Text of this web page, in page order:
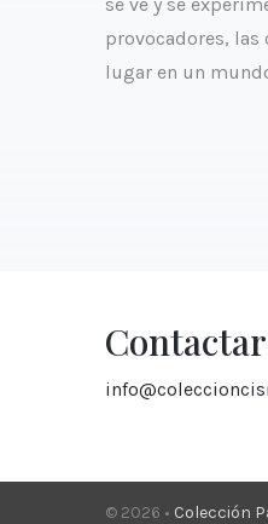
provocadores,
lugar en un
Contactar
© 2026 • Colección